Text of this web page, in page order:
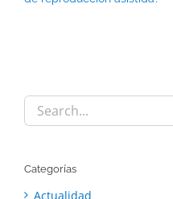
Search
for:
Categorías
Actualidad